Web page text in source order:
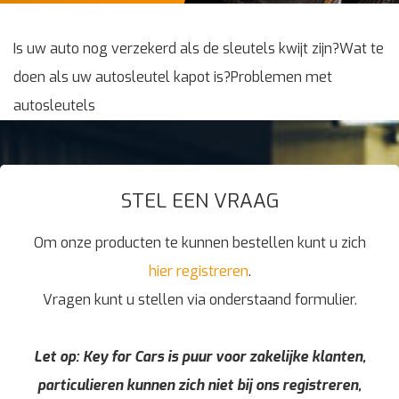
Is uw auto nog verzekerd als de sleutels kwijt zijn?Wat te
doen als uw autosleutel kapot is?Problemen met
autosleutels
STEL EEN VRAAG
Om onze producten te kunnen bestellen kunt u zich
hier registreren.
Vragen kunt u stellen via onderstaand formulier.
Let op: Key for Cars is puur voor zakelijke klanten,
particulieren kunnen zich niet bij ons registreren,